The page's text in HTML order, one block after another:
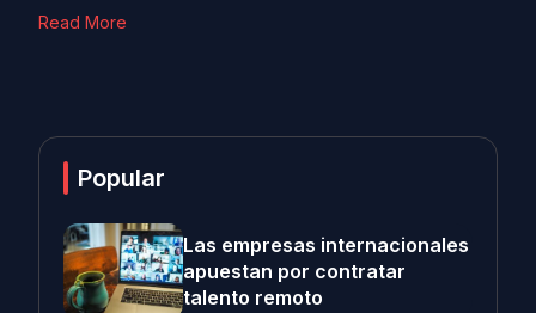
Read More
Popular
Las empresas internacionales
apuestan por contratar
talento remoto